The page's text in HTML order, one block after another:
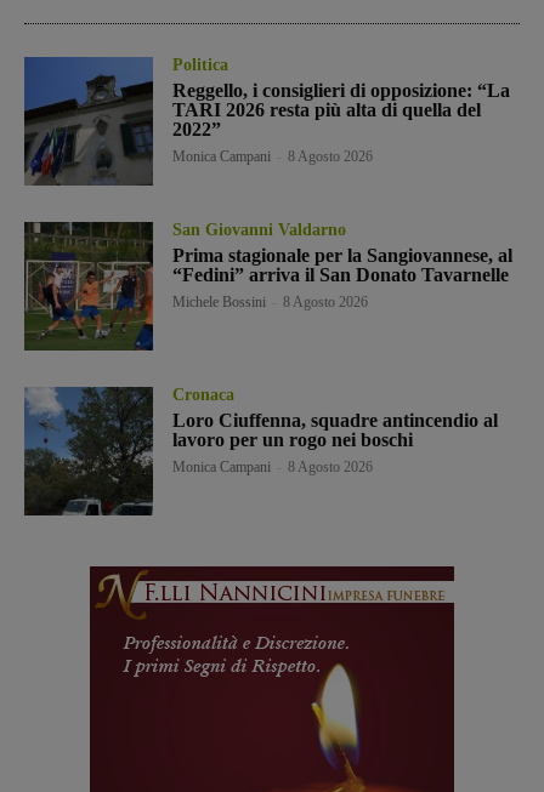
Politica
Reggello, i consiglieri di opposizione: “La
TARI 2026 resta più alta di quella del
2022”
Monica Campani 8 Agosto 2026
San Giovanni Valdarno
Prima stagionale per la Sangiovannese, al
“Fedini” arriva il San Donato Tavarnelle
Michele Bossini 8 Agosto 2026
Cronaca
Loro Ciuffenna, squadre antincendio al
lavoro per un rogo nei boschi
Monica Campani 8 Agosto 2026